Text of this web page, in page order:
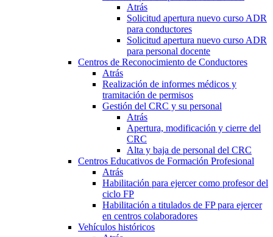
Atrás
Solicitud apertura nuevo curso ADR
para conductores
Solicitud apertura nuevo curso ADR
para personal docente
Centros de Reconocimiento de Conductores
Atrás
Realización de informes médicos y
tramitación de permisos
Gestión del CRC y su personal
Atrás
Apertura, modificación y cierre del
CRC
Alta y baja de personal del CRC
Centros Educativos de Formación Profesional
Atrás
Habilitación para ejercer como profesor del
ciclo FP
Habilitación a titulados de FP para ejercer
en centros colaboradores
Vehículos históricos